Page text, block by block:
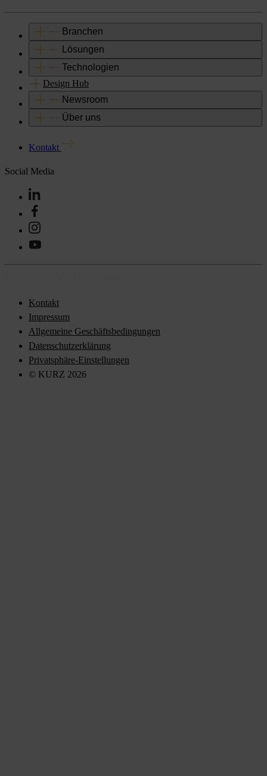
Branchen
Lösungen
Technologien
Design Hub
Newsroom
Über uns
Kontakt
Social Media
Kontakt
Impressum
Allgemeine Geschäftsbedingungen
Datenschutzerklärung
Privatsphäre-Einstellungen
© KURZ 2026